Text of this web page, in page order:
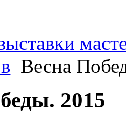
Весна
2015